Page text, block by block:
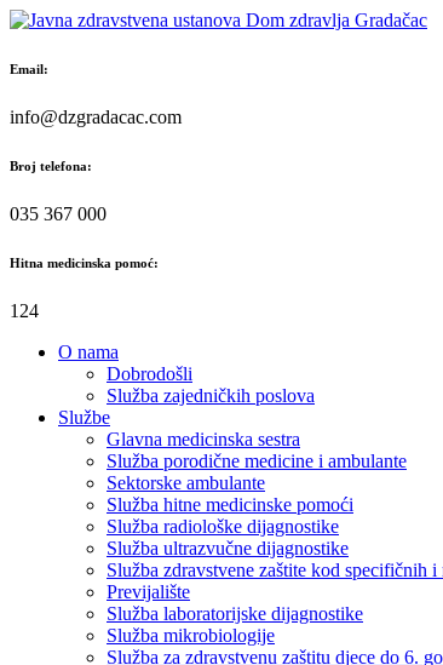
Skip
content
Email:
info@dzgradacac.com
Broj telefona:
035 367 000
Hitna medicinska pomoć:
124
O nama
Dobrodošli
Služba zajedničkih poslova
Službe
Glavna medicinska sestra
Služba porodične medicine i ambulante
Sektorske ambulante
Služba hitne medicinske pomoći
Služba radiološke dijagnostike
Služba ultrazvučne dijagnostike
Služba zdravstvene zaštite kod specifičnih
Previjalište
Služba laboratorijske dijagnostike
Služba mikrobiologije
Služba za zdravstvenu zaštitu djece do 6.